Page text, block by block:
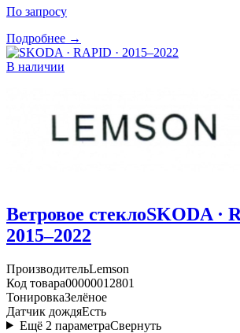
По запросу
Подробнее →
В наличии
Ветровое стеклоSKODA ·
2015–2022
ПроизводительLemson
Код товара00000012801
ТонировкаЗелёное
Датчик дождяЕсть
Ещё 2 параметраСвернуть